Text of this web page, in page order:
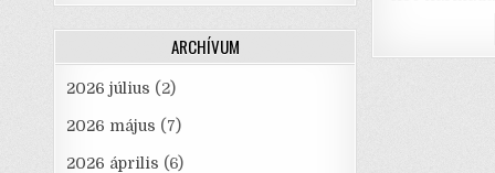
b
ARCHÍVUM
2026 július (2)
2026 május (7)
2026 április (6)